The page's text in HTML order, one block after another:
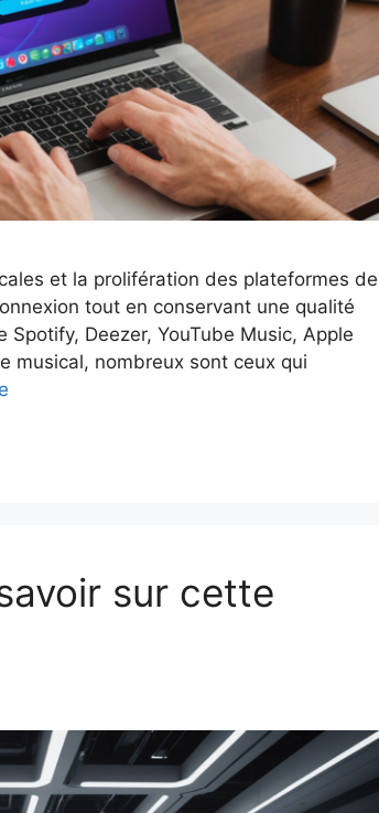
et la prolifération des plateformes de
tout en conservant une qualité
Deezer, YouTube Music, Apple
musical, nombreux sont ceux qui
sur cette